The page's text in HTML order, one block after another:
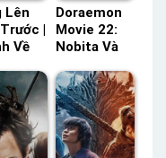
Lên
|
Về
Lồng
–
HD
Tiếng
Doraemon
Movie 22:
Nobita Và
Sĩ Có Cánh
HTV3 Lồng
Tiếng –
Status: HD
Lồng Tiếng